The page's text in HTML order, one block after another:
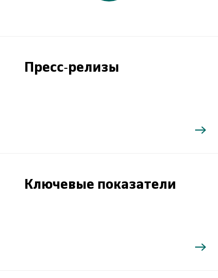
Пресс-релизы
Ключевые показатели